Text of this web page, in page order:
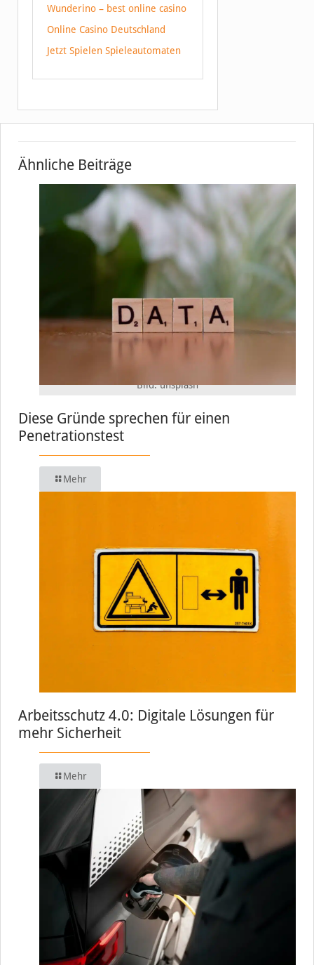
Wunderino – best online casino
Online Casino Deutschland
Jetzt Spielen Spieleautomaten
Ähnliche Beiträge
Bild: unsplash
Diese Gründe sprechen für einen
Penetrationstest
Mehr
Arbeitsschutz 4.0: Digitale Lösungen für
mehr Sicherheit
Mehr